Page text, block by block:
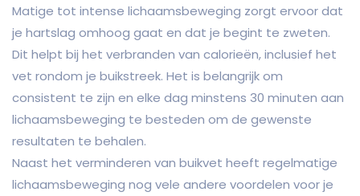
Matige tot intense lichaamsbeweging zorgt ervoor dat
je hartslag omhoog gaat en dat je begint te zweten.
Dit helpt bij het verbranden van calorieën, inclusief het
vet rondom je buikstreek. Het is belangrijk om
consistent te zijn en elke dag minstens 30 minuten aan
lichaamsbeweging te besteden om de gewenste
resultaten te behalen.
Naast het verminderen van buikvet heeft regelmatige
lichaamsbeweging nog vele andere voordelen voor je